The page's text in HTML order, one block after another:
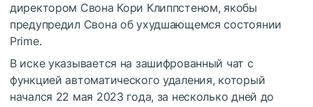
директором Свона Кори Клиппстеном, якобы
предупредил Свона об ухудшающемся состоянии
Prime.
В иске указывается на зашифрованный чат с
функцией автоматического удаления, который
начался 22 мая 2023 года, за несколько дней до